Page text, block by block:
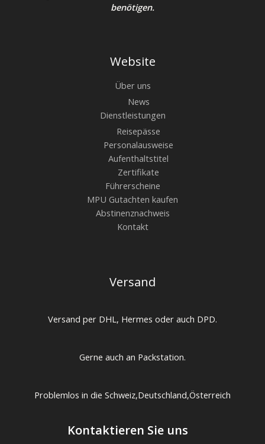
benötigen.
Website
Über uns
News
Dienstleistungen
Reisepässe
Personalausweise
Aufenthaltstitel
Zertifikate
Führerscheine
MPU Gutachten kaufen
Abstinenznachweis
Kontakt
Versand
Versand per DHL, Hermes oder auch DPD.
Gerne auch an Packstation.
Problemlos in die Schweiz,Deutschland,Österreich
Kontaktieren Sie uns